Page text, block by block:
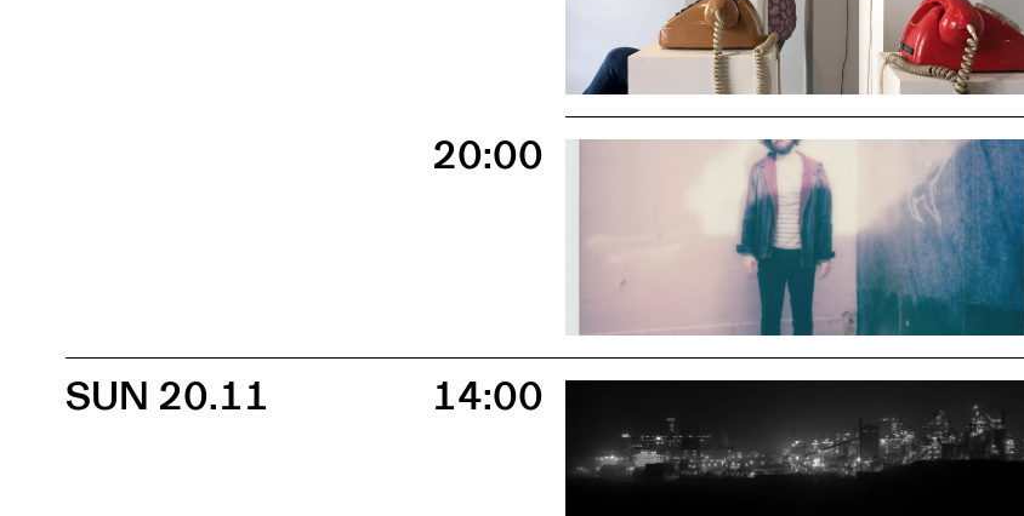
20:00
SUN 20.11 14:00